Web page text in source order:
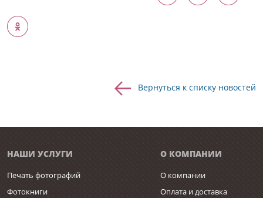
Вернуться к списку новостей
НАШИ УСЛУГИ
Печать фотографий
Фотокниги
О КОМПАНИИ
О компании
Оплата и доставка